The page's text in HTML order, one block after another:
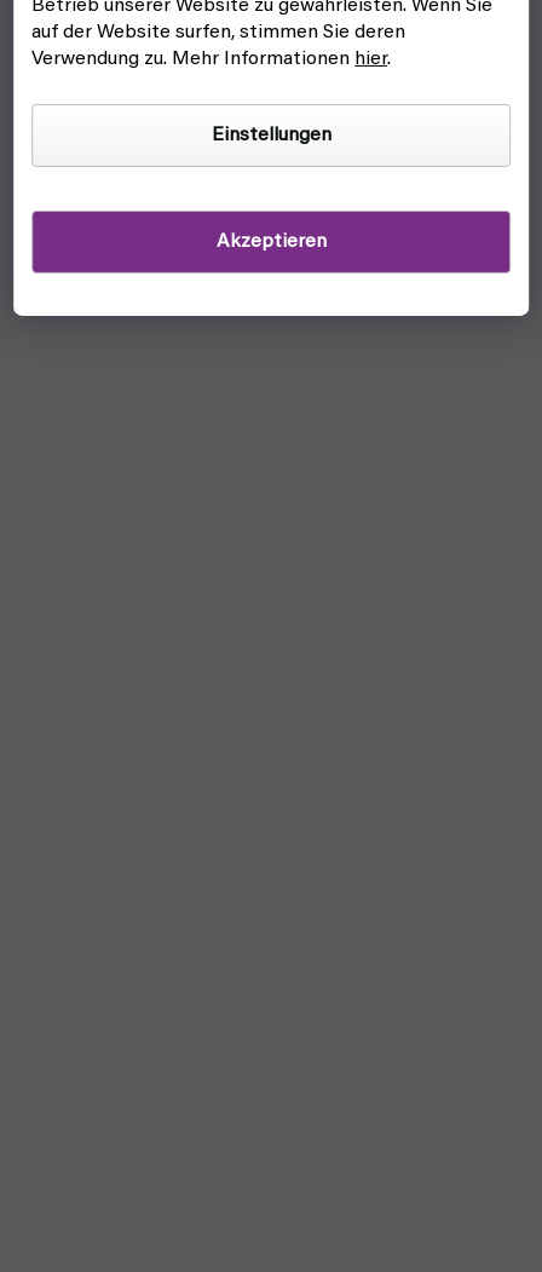
Betrieb unserer Website zu gewährleisten. Wenn Sie
auf der Website surfen, stimmen Sie deren
Verwendung zu. Mehr Informationen hier.
Einstellungen
Akzeptieren